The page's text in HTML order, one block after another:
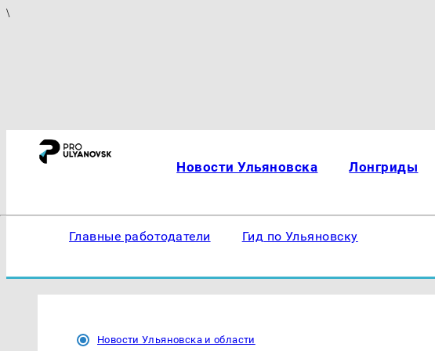
\
Новости Ульяновска Лонгриды
Главные работодатели Гид по Ульяновску
Новости Ульяновска и области